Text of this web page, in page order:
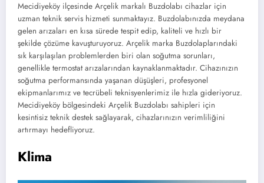
Mecidiyeköy ilçesinde Arçelik markalı Buzdolabı cihazlar için
uzman teknik servis hizmeti sunmaktayız. Buzdolabınızda meydana
gelen arızaları en kısa sürede tespit edip, kaliteli ve hızlı bir
şekilde çözüme kavuşturuyoruz. Arçelik marka Buzdolaplarındaki
sık karşılaşılan problemlerden biri olan soğutma sorunları,
genellikle termostat arızalarından kaynaklanmaktadır. Cihazınızın
soğutma performansında yaşanan düşüşleri, profesyonel
ekipmanlarımız ve tecrübeli teknisyenlerimiz ile hızla gideriyoruz.
Mecidiyeköy bölgesindeki Arçelik Buzdolabı sahipleri için
kesintisiz teknik destek sağlayarak, cihazlarınızın verimliliğini
artırmayı hedefliyoruz.
Klima